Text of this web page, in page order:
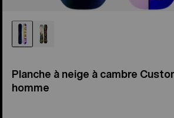
Planche à neige à cambre
homme